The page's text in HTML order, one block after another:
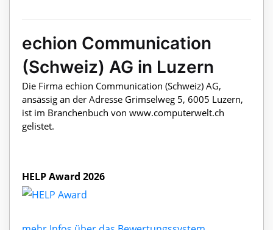
echion Communication
(Schweiz) AG in Luzern
Die Firma echion Communication (Schweiz) AG,
ansässig an der Adresse Grimselweg 5, 6005 Luzern,
ist im Branchenbuch von www.computerwelt.ch
gelistet.
HELP Award 2026